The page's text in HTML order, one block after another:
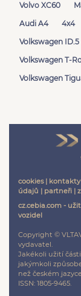
Volvo XC60
Audi A4
4x4
Volkswagen ID.5
Volkswagen T-
Volkswagen
cookies| kontakty
údajů | partneři |
cz.cebia.com -
vozidel
Copyright ©
vydavatel.
Jakékoli užití
jakýmkoli
než českém
ISSN: 1805-9465.